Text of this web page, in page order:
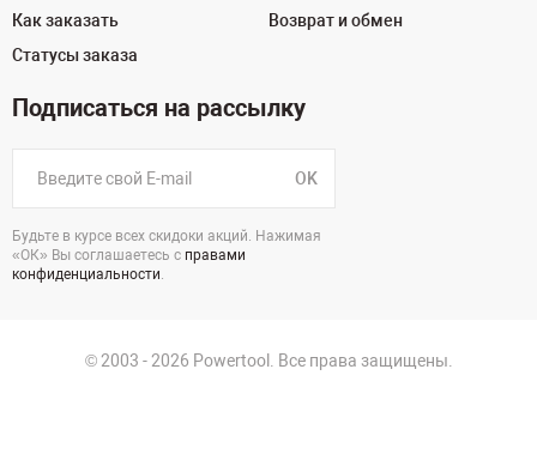
Как заказать
Статусы заказа
Возврат и обмен
Подписаться на рассылку
OK
Будьте в курсе всех скидоки акций. Нажимая
«ОК» Вы соглашаетесь с правами
конфиденциальности.
© 2003 - 2026 Powertool. Все права защищены.